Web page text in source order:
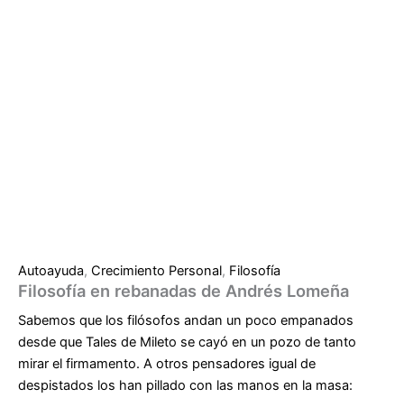
Autoayuda, Crecimiento Personal, Filosofía
Filosofía en rebanadas de Andrés Lomeña
Sabemos que los filósofos andan un poco empanados
desde que Tales de Mileto se cayó en un pozo de tanto
mirar el firmamento. A otros pensadores igual de
despistados los han pillado con las manos en la masa: